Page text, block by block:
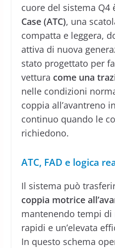
cuore del sistema Q4
Case (ATC), una
compatta e leggera,
attiva di nuova
stato progettato per
vettura come una
nelle condizioni
coppia all’avantreno
continuo quando le
richiedono.
ATC, FAD e logica
Il sistema può
coppia motrice
mantenendo tempi
rapidi e un’elevata
In questo schema